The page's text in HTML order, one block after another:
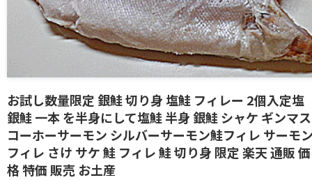
お試し数量限定 銀鮭 切り身 塩鮭 フィレー 2個入定塩
銀鮭 一本 を半身にして塩鮭 半身 銀鮭 シャケ ギンマス
コーホーサーモン シルバーサーモン鮭フィレ サーモ
フィレ さけ サケ 鮭 フィレ 鮭 切り身 限定 楽天 通販 価
格 特価 販売 お土産